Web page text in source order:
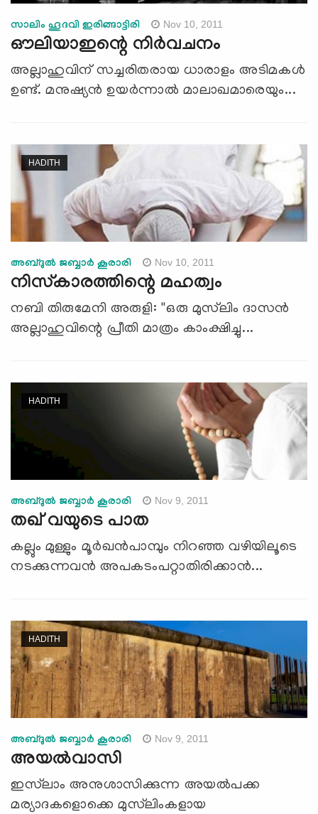
സാലിം ഹൂദവി ഇരിങ്ങാട്ടിരി Nov 10, 2011
ഔലിയാഇന്റെ നിര്‍വചനം
അല്ലാഹുവിന് സച്ചരിതരായ ധാരാളം അടിമകള്‍
ഉണ്ട്. മനുഷ്യന്‍ ഉയര്‍ന്നാല്‍ മാലാഖമാരെയും...
HADITH
അബ്ദുല്‍ ജബ്ബാര്‍ കൂരാരി Nov 10, 2011
നിസ്‌കാരത്തിന്റെ മഹത്വം
നബി തിരുമേനി അരുളി: ''ഒരു മുസ്‌ലിം ദാസന്‍
അല്ലാഹുവിന്റെ പ്രീതി മാത്രം കാംക്ഷിച്ചു...
HADITH
അബ്ദുല്‍ ജബ്ബാര്‍ കൂരാരി Nov 9, 2011
തഖ് വയുടെ പാത
കല്ലും മുള്ളും മൂര്‍ഖന്‍പാമ്പും നിറഞ്ഞ വഴിയിലൂടെ
നടക്കുന്നവന്‍ അപകടംപറ്റാതിരിക്കാന്‍...
HADITH
അബ്ദുല്‍ ജബ്ബാര്‍ കൂരാരി Nov 9, 2011
അയല്‍വാസി
ഇസ്‌ലാം അനുശാസിക്കുന്ന അയല്‍പക്ക
മര്യാദകളൊക്കെ മുസ്‌ലിംകളായ